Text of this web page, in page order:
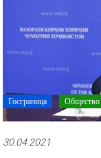
рекламные
ролики
Госграница Общество
30.04.2021